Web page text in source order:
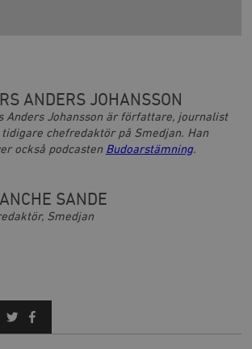
ANDERS JOHANSSON
Anders Johansson är författare, journalist
tidigare chefredaktör på Smedjan. Han
också podcasten Budoarstämning.
SANDE
Smedjan